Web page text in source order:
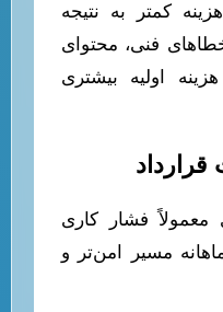
کمتر به نتیجه
فنی، محتوای
اولیه بیشتری
معمولاً فشار کاری
مسیر امن‌تر و